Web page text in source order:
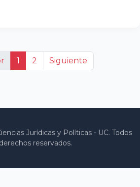
1 2 Siguiente
Jurídicas y Políticas - UC. Todos
reservados.